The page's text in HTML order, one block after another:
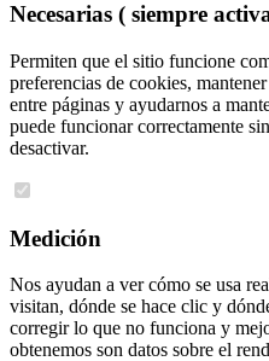
Necesarias ( siempre
Permiten que el sitio funcione
preferencias de cookies,
entre páginas y ayudarnos a
puede funcionar correctamente
desactivar.
Medición
Nos ayudan a ver cómo se usa
visitan, dónde se hace clic y
corregir lo que no funciona y
obtenemos son datos sobre el